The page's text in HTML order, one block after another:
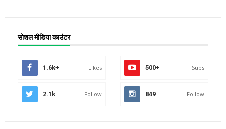
सोशल मीडिया काउंटर
1.6k+ Likes 500+ Subs
2.1k Follow 849 Follow